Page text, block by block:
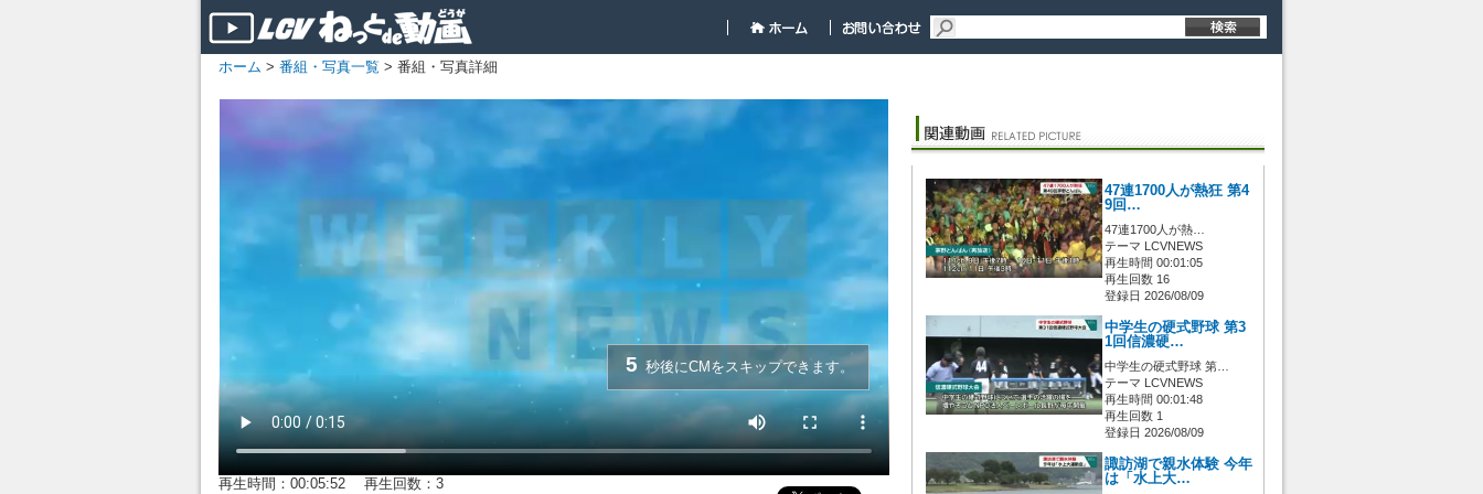
ホーム > 番組・写真一覧 > 番組・写真詳細
5 秒後にCMをスキップできます。
再生時間：00:05:52 再生回数：3
47連1700人が熱狂 第4
9回…
47連1700人が熱…
テーマ LCVNEWS
再生時間 00:01:05
再生回数 16
登録日 2026/08/09
中学生の硬式野球 第3
1回信濃硬…
中学生の硬式野球 第…
テーマ LCVNEWS
再生時間 00:01:48
再生回数 1
登録日 2026/08/09
諏訪湖で親水体験 今年
は「水上大…